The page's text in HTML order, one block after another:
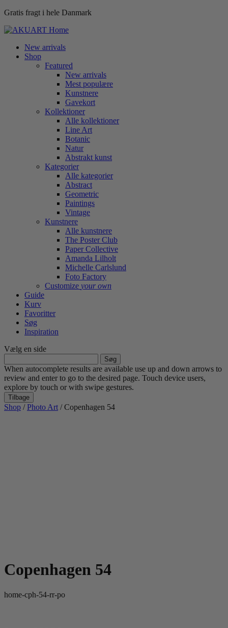
Gratis fragt i hele Danmark
New arrivals
Shop
Featured
New arrivals
Mest populære
Kunstnere
Gavekort
Kollektioner
Alle kollektioner
Line Art
Botanic
Natur
Abstrakt kunst
Kategorier
Alle kategorier
Abstract
Geometric
Paintings
Vintage
Kunstnere
Alle kunstnere
The Poster Club
Paper Collective
Amanda Lilholt
Michelle Carlslund
Foto Factory
Customize your own
Guide
Kurv
Favoritter
Søg
Inspiration
Vælg en side
efter:
When autocomplete results are available use up and down arrows to
review and enter to go to the desired page. Touch device users,
explore by touch or with swipe gestures.
Tilbage
Shop /Photo Art / Copenhagen 54
Copenhagen 54
home-cph-54-rr-po